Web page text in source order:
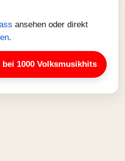
ansehen oder direkt
.
1000 Volksmusikhits